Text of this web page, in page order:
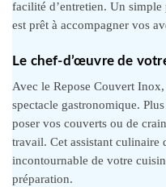
facilité d’entretien. Un simple
est prêt à accompagner vos
Le chef-d’œuvre de
Avec le Repose Couvert
spectacle gastronomique.
poser vos couverts ou de
travail. Cet assistant culinaire
incontournable de votre
préparation.